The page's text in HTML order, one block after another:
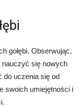
gołębi. Obserwując,
nauczyć się nowych
do uczenia się od
swoich umiejętności i